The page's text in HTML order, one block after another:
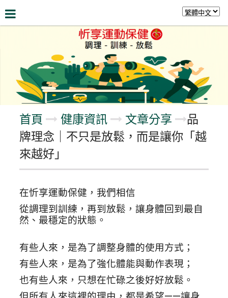
最新資訊 服務項目
首頁 健康資訊 文章分享
品
牌理念｜不只是放鬆，而是讓你「越
來越好」
在忻享運動保健，我們相信
從調理到訓練，再到放鬆，讓身體回到最自
然、最穩定的狀態。
有些人來，是為了調整身體的使用方式；
有些人來，是為了強化體能與動作表現；
也有些人來，只想在忙碌之後好好放鬆。